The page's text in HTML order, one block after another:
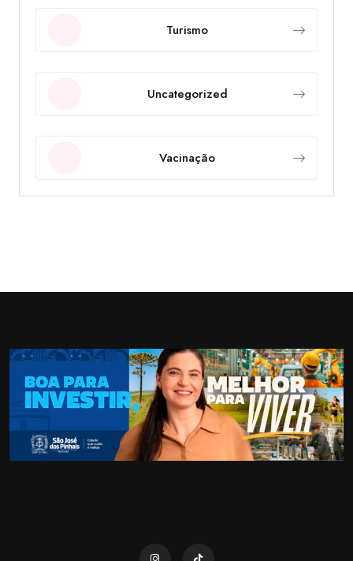
Turismo
Uncategorized
Vacinação